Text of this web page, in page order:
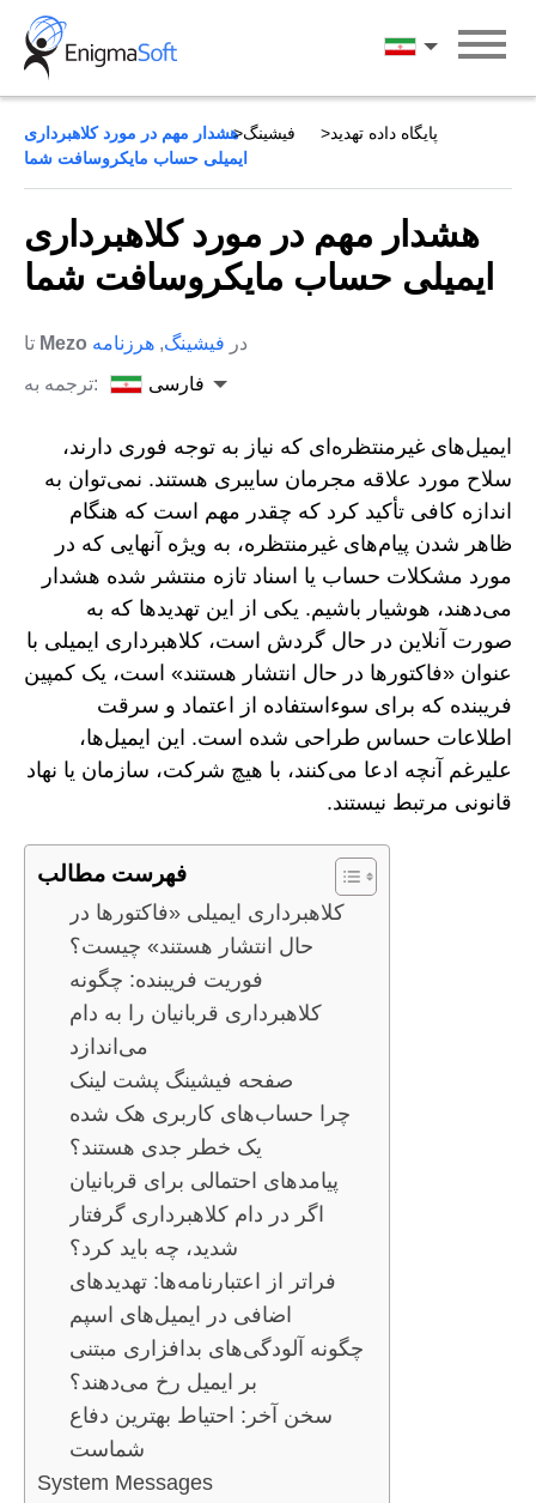
Skip
content
فارسی
پایگاه داده تهدید فیشینگ هشدار مهم در مورد کلاهبرداری
ایمیلی حساب مایکروسافت شما
هشدار مهم در مورد کلاهبرداری
ایمیلی حساب مایکروسافت شما
Mezo در فیشینگ, هرزنامه
ترجمه به:
فارسی
ایمیل‌های غیرمنتظره‌ای که نیاز به توجه فوری دارند،
سلاح مورد علاقه مجرمان سایبری هستند. نمی‌توان به
اندازه کافی تأکید کرد که چقدر مهم است که هنگام
ظاهر شدن پیام‌های غیرمنتظره، به ویژه آنهایی که در
مورد مشکلات حساب یا اسناد تازه منتشر شده هشدار
می‌دهند، هوشیار باشیم. یکی از این تهدیدها که به
صورت آنلاین در حال گردش است، کلاهبرداری ایمیلی با
عنوان «فاکتورها در حال انتشار هستند» است، یک کمپین
فریبنده که برای سوءاستفاده از اعتماد و سرقت
اطلاعات حساس طراحی شده است. این ایمیل‌ها،
علیرغم آنچه ادعا می‌کنند، با هیچ شرکت، سازمان یا نهاد
قانونی مرتبط نیستند.
فهرست مطالب
کلاهبرداری ایمیلی «فاکتورها در
حال انتشار هستند» چیست؟
فوریت فریبنده: چگونه
کلاهبرداری قربانیان را به دام
می‌اندازد
صفحه فیشینگ پشت لینک
چرا حساب‌های کاربری هک شده
یک خطر جدی هستند؟
پیامدهای احتمالی برای قربانیان
اگر در دام کلاهبرداری گرفتار
شدید، چه باید کرد؟
فراتر از اعتبارنامه‌ها: تهدیدهای
اضافی در ایمیل‌های اسپم
چگونه آلودگی‌های بدافزاری مبتنی
بر ایمیل رخ می‌دهند؟
سخن آخر: احتیاط بهترین دفاع
شماست
System Messages